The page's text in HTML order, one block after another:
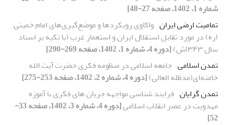
شماره 1، 1402، صفحه 27-48]
تمامیت ارضی ایران واکاوی رویکردها و موضع‌گیری‌های امام خمینی
(ره) در مورد تقابل استقلال ایران و استعمار غرب (با تکیه بر اسناد
سال ۱۳۴۳ش)
[دوره 4، شماره 1، 1402، صفحه 269-290]
تمدن اسلامی جامعه اسلامی در منظومه فکری حضرت آیت الله
خامنه‌ای(مدظله العالی)[دوره 4، شماره 2، 1402، صفحه 253-275]
تمدن گرایان فرایند شناسی مواجهه جریان های فکری با آموزه
مهدویت در عصر انقلاب اسلامی
[دوره 4، شماره 3، 1402، صفحه 33-
52]